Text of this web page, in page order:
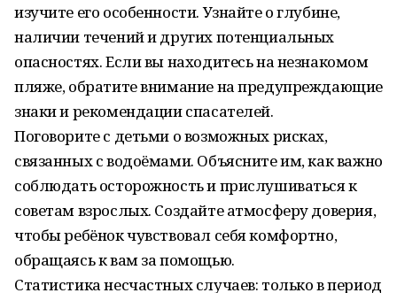
изучите его особенности. Узнайте о глубине,
наличии течений и других потенциальных
опасностях. Если вы находитесь на незнакомом
пляже, обратите внимание на предупреждающие
знаки и рекомендации спасателей.
Поговорите с детьми о возможных рисках,
связанных с водоёмами. Объясните им, как важно
соблюдать осторожность и прислушиваться к
советам взрослых. Создайте атмосферу доверия,
чтобы ребёнок чувствовал себя комфортно,
обращаясь к вам за помощью.
Статистика несчастных случаев: только в период